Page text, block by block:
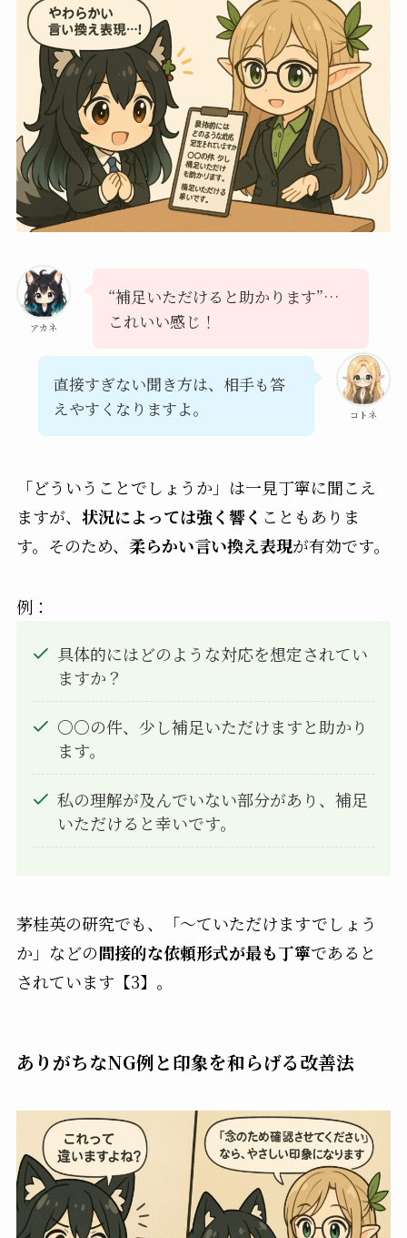
アカネ
“補足いただけると助かります”…
これいい感じ！
コトネ
直接すぎない聞き方は、相手も答
えやすくなりますよ。
「どういうことでしょうか」は一見丁寧に聞こえ
ますが、 状況によっては強く響く こともありま
す。そのため、 柔らかい言い換え表現が有効です。
例：
具体的にはどのような対応を想定されてい
ますか？
○○の件、少し補足いただけますと助かり
ます。
私の理解が及んでいない部分があり、補足
いただけると幸いです。
茅桂英の研究でも、「〜ていただけますでしょう
か」などの間接的な依頼形式が最も丁寧であると
されています【3】。
ありがちなNG例と印象を和らげる改善法